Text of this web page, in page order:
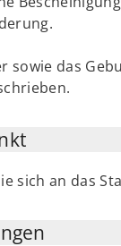
sowie das
sich an das